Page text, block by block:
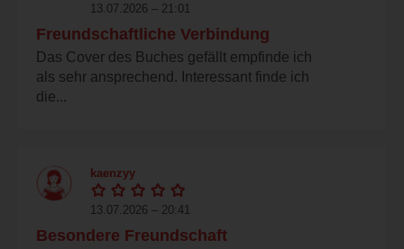
13.07.2026 – 21:01
Freundschaftliche Verbindung
Das Cover des Buches gefällt empfinde ich
als sehr ansprechend. Interessant finde ich
die...
kaenzyy
13.07.2026 – 20:41
Besondere Freundschaft